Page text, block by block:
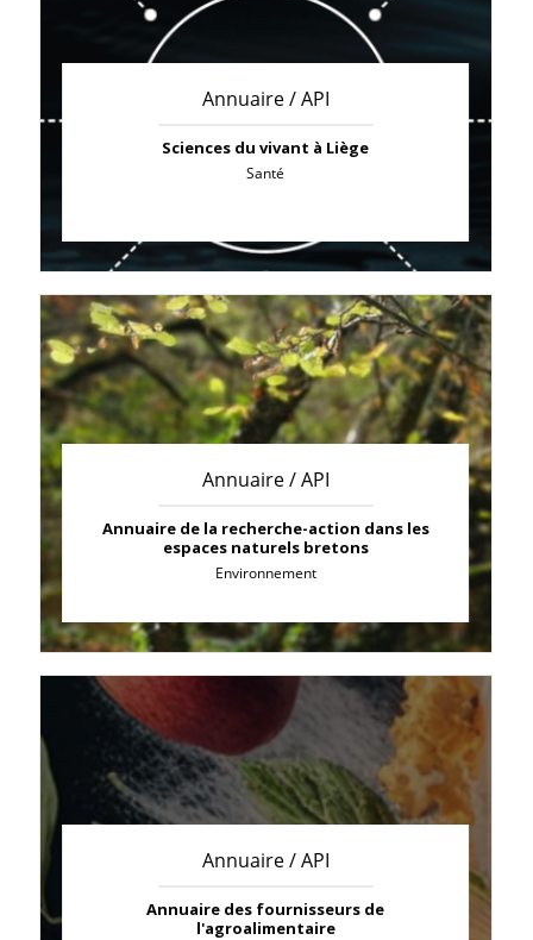
Annuaire / API
Sciences du vivant à Liège
Santé
Annuaire / API
Annuaire de la recherche-action dans les
espaces naturels bretons
Environnement
Annuaire / API
Annuaire des fournisseurs de
l'agroalimentaire